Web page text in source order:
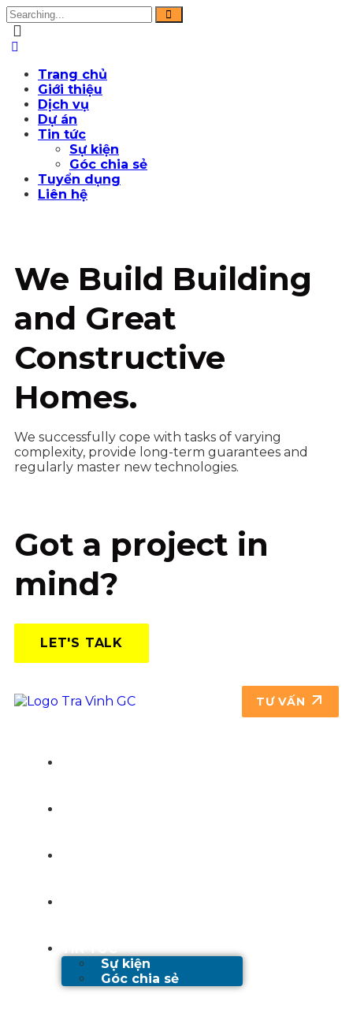
Trang chủ
Giới thiệu
Dịch vụ
Dự án
Tin tức
Sự kiện
Góc chia sẻ
Tuyển dụng
Liên hệ
We Build Building
and Great
Constructive
Homes.
We successfully cope with tasks of varying
complexity, provide long-term guarantees and
regularly master new technologies.
Got a project in
mind?
LET'S TALK
TƯ VẤN
Sự kiện
Góc chia sẻ